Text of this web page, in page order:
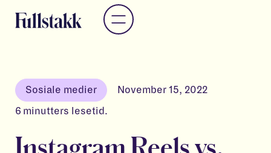
Sosiale medier
November 15, 2022
6 minutters lesetid.
Instagram Reels vs.